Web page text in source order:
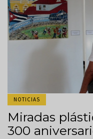
NOTICIAS
Miradas
300